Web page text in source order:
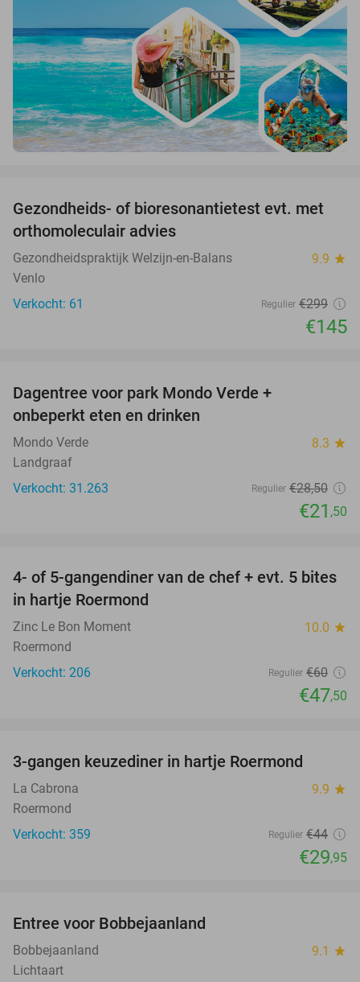
52%
Gezondheids- of bioresonantietest evt. met
orthomoleculair advies
Gezondheidspraktijk Welzijn-en-Balans 9.9 star
Venlo
Verkocht: 61
Regulier €299
€145
Dagentree voor park Mondo Verde +
onbeperkt eten en drinken
Mondo Verde 8.3 star
Landgraaf
Verkocht: 31.263
Regulier €28,50
€21 ,50
21%
4- of 5-gangendiner van de chef + evt. 5 bites
in hartje Roermond
Zinc Le Bon Moment 10.0 star
Roermond
Verkocht: 206
Regulier €60
€47,50
3-gangen keuzediner in hartje Roermond
La Cabrona 9.9 star
Roermond
Verkocht: 359
Regulier €44
€29,95
Entree voor Bobbejaanland
Bobbejaanland 9.1 star
Lichtaart